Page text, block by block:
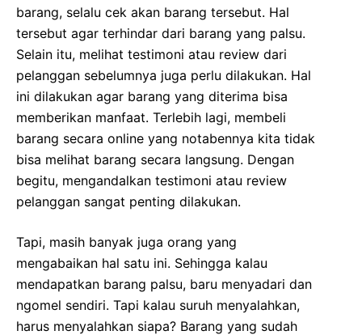
barang, selalu cek akan barang tersebut. Hal
tersebut agar terhindar dari barang yang palsu.
Selain itu, melihat testimoni atau review dari
pelanggan sebelumnya juga perlu dilakukan. Hal
ini dilakukan agar barang yang diterima bisa
memberikan manfaat. Terlebih lagi, membeli
barang secara online yang notabennya kita tidak
bisa melihat barang secara langsung. Dengan
begitu, mengandalkan testimoni atau review
pelanggan sangat penting dilakukan.
Tapi, masih banyak juga orang yang
mengabaikan hal satu ini. Sehingga kalau
mendapatkan barang palsu, baru menyadari dan
ngomel sendiri. Tapi kalau suruh menyalahkan,
harus menyalahkan siapa? Barang yang sudah